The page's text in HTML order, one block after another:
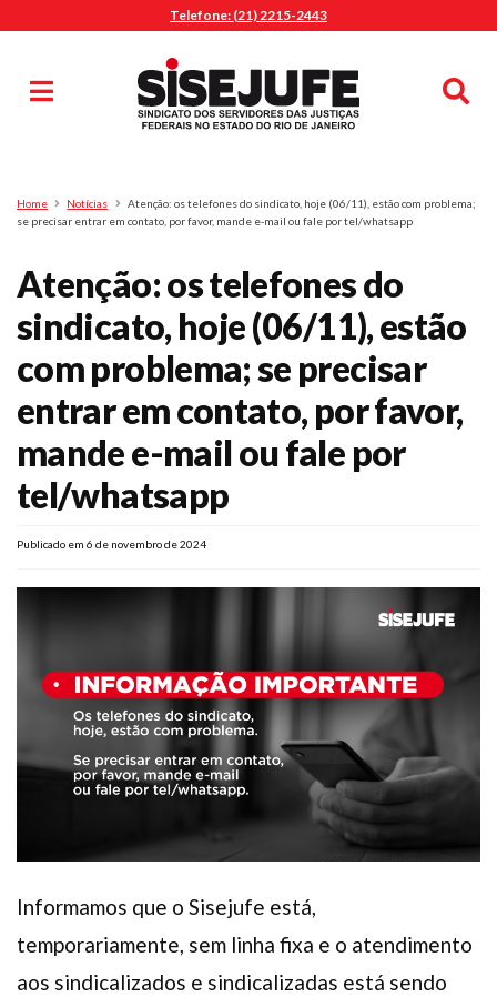
Telefone: (21) 2215-2443
Pesquisa
Home Notícias
Atenção: os telefones do sindicato, hoje (06/11), estão com problema;
se precisar entrar em contato, por favor, mande e-mail ou fale por tel/whatsapp
Atenção: os telefones do
sindicato, hoje (06/11), estão
com problema; se precisar
entrar em contato, por favor,
mande e-mail ou fale por
tel/whatsapp
Publicado em 6 de novembro de 2024
Informamos que o Sisejufe está,
temporariamente, sem linha fixa e o atendimento
aos sindicalizados e sindicalizadas está sendo
MENU
Sindicalize-se
Jurídico
O Sindicato
Agenda
Casa do Alto
Sede Campestre
Nossos Convênios
Gympass Wellhub
Seguro Auto
Assistência Funeral
Pós-graduação
Whatsapp